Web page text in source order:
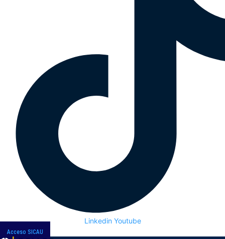
Linkedin Youtube
Acceso SICAU